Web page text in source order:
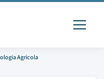
Agricola